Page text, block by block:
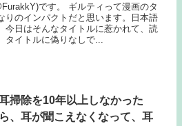
です。 ギルティって漫画のタ
りのインパクトだと思います。日本語
今日はそんなタイトルに惹かれて、読
タイトルに偽りなしで...
掃除を10年以上しなかった
ら、耳が聞こえなくなって、耳